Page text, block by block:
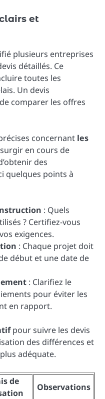
et
plusieurs entreprises
détaillés. Ce
toutes les
Un devis
comparer les offres
concernant les
en cours de
des
quelques points à
: Quels
? Certifiez-vous
exigences.
: Chaque projet doit
début et une date de
: Clarifiez le
pour éviter les
en rapport.
pour suivre les devis
des différences et
adéquate.
de
Observations